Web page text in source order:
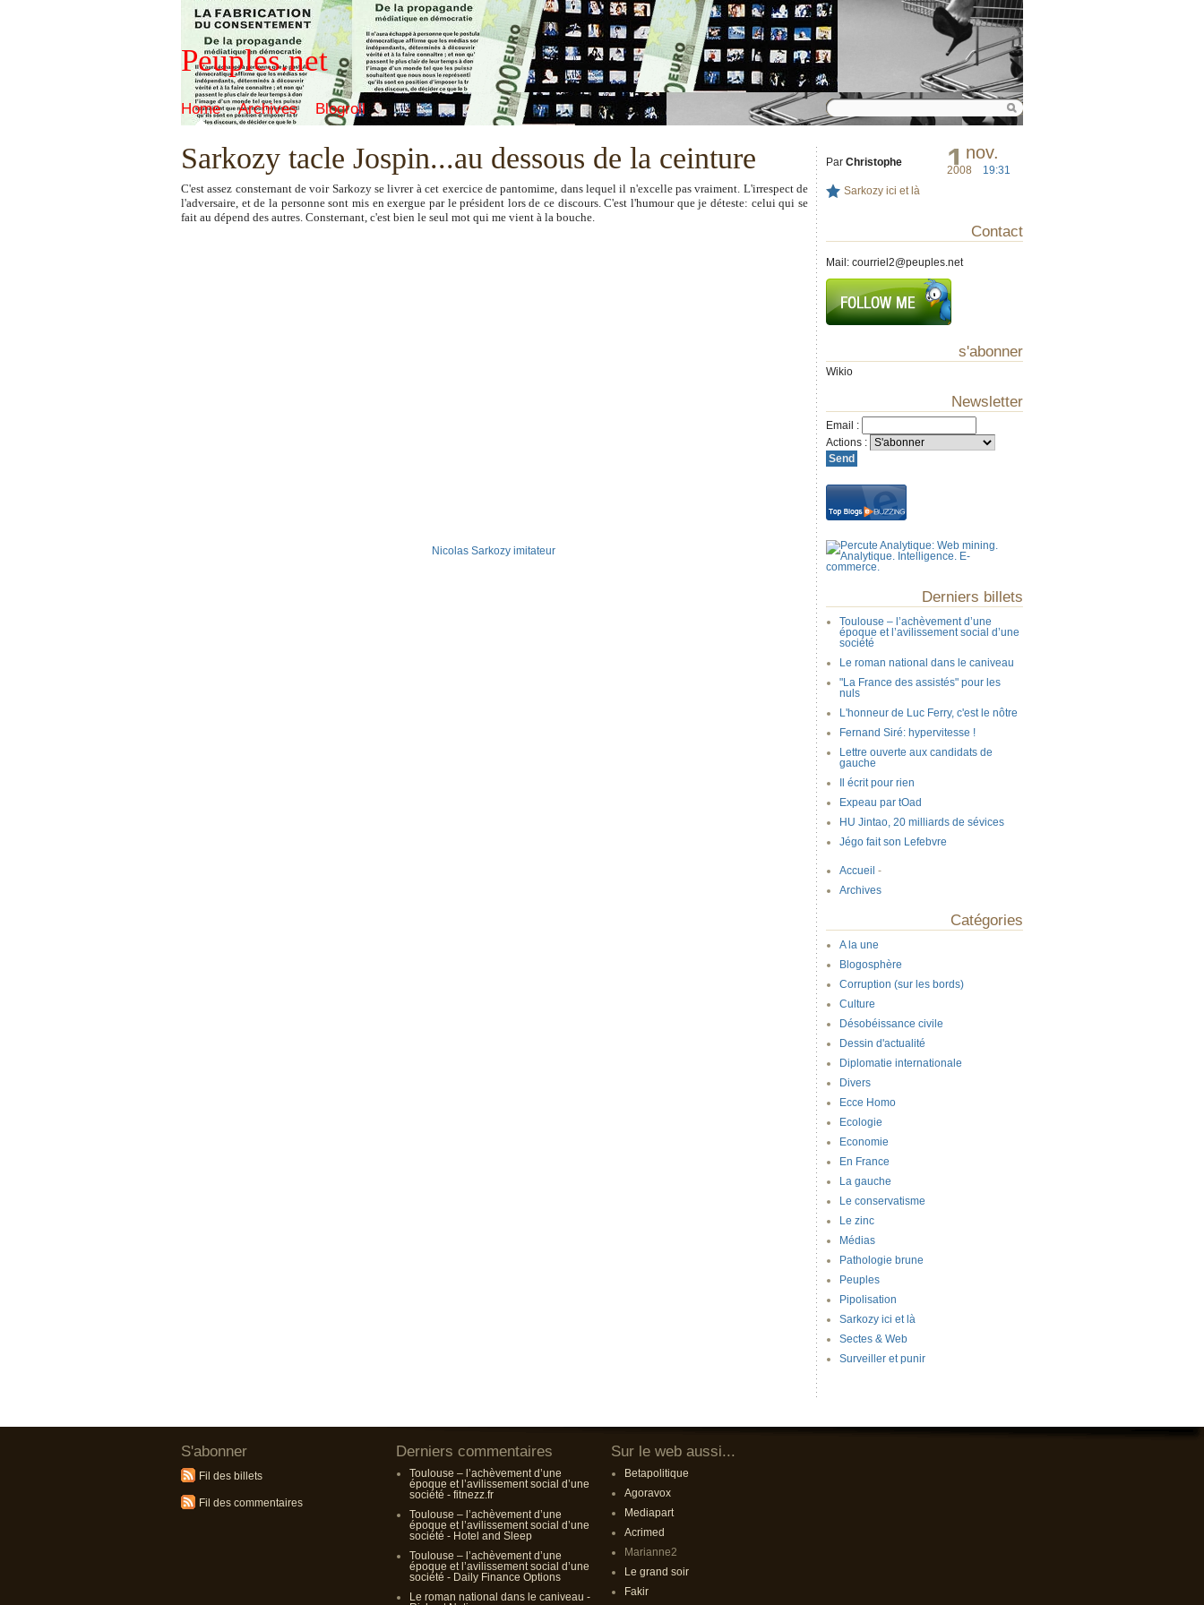
Peuples.net
Home Archives Blogroll
Sarkozy tacle Jospin...au dessous de la ceinture 1nov.
2008 19:31
Par Christophe
Sarkozy ici et là
C'est assez consternant de voir Sarkozy se livrer à cet exercice de pantomime, dans lequel il n'excelle pas vraiment. L'irrespect de
l'adversaire, et de la personne sont mis en exergue par le président lors de ce discours. C'est l'humour que je déteste: celui qui se
fait au dépend des autres. Consternant, c'est bien le seul mot qui me vient à la bouche.
Nicolas Sarkozy imitateur
Contact
Mail: courriel2@peuples.net
s'abonner
Wikio
Newsletter
Email :
Actions :
Derniers billets
Toulouse – l’achèvement d’une
époque et l’avilissement social d’une
société
Le roman national dans le caniveau
"La France des assistés" pour les
nuls
L'honneur de Luc Ferry, c'est le nôtre
Fernand Siré: hypervitesse !
Lettre ouverte aux candidats de
gauche
Il écrit pour rien
Expeau par tOad
HU Jintao, 20 milliards de sévices
Jégo fait son Lefebvre
Accueil -
Archives
Catégories
A la une
Blogosphère
Corruption (sur les bords)
Culture
Désobéissance civile
Dessin d'actualité
Diplomatie internationale
Divers
Ecce Homo
Ecologie
Economie
En France
La gauche
Le conservatisme
Le zinc
Médias
Pathologie brune
Peuples
Pipolisation
Sarkozy ici et là
Sectes & Web
Surveiller et punir
S'abonner
Fil des billets
Fil des commentaires
Derniers commentaires
Toulouse – l’achèvement d’une
époque et l’avilissement social d’une
société - fitnezz.fr
Toulouse – l’achèvement d’une
époque et l’avilissement social d’une
société - Hotel and Sleep
Toulouse – l’achèvement d’une
époque et l’avilissement social d’une
société - Daily Finance Options
Le roman national dans le caniveau -
Sur le web aussi...
Betapolitique
Agoravox
Mediapart
Acrimed
Marianne2
Le grand soir
Fakir